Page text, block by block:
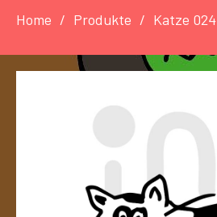
Home Produkte Katze 024